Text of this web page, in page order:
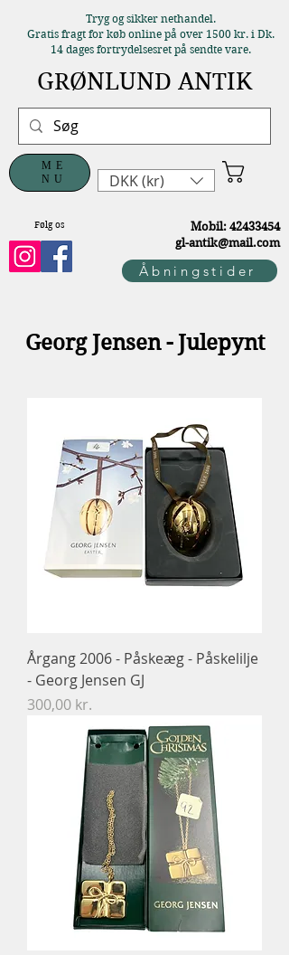
Mobil: 42433454
gl-antik@mail.com
ME
NU
Følg os
Tryg og sikker nethandel.
Gratis fragt for køb online på over 1500 kr. i Dk.
14 dages fortrydelsesret på sendte vare.
GRØNLUND ANTIK
DKK (kr)
Åbningstider
Georg Jensen - Julepynt
Årgang 2006 - Påskeæg - Påskelilje
- Georg Jensen GJ
Pris
300,00 kr.